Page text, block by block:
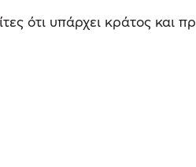
ότι υπάρχει κράτος και